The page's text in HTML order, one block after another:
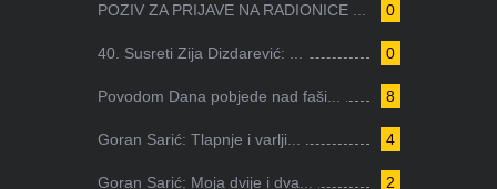
0
POZIV ZA PRIJAVE NA RADIONICE ...
0
40. Susreti Zija Dizdarević: ...
8
Povodom Dana pobjede nad faši...
4
Goran Sarić: Tlapnje i varlji...
2
Goran Sarić: Moja dvije i dva...